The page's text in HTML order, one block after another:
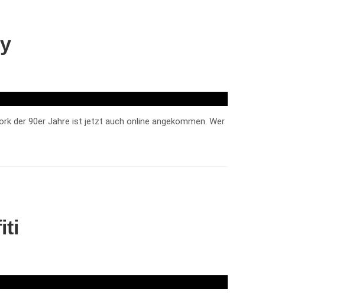
der 90er Jahre ist jetzt auch online angekommen. Wer